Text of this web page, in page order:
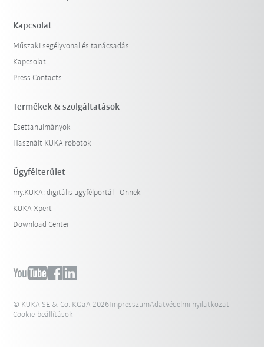
Kapcsolat
Műszaki segélyvonal és tanácsadás
Kapcsolat
Press Contacts
Termékek & szolgáltatások
Esettanulmányok
Használt KUKA robotok
Ügyfélterület
my.KUKA: digitális ügyfélportál - Önnek
KUKA Xpert
Download Center
© KUKA SE & Co. KGaA 2026ImpresszumAdatvédelmi nyilatkozat
Cookie-beállítások